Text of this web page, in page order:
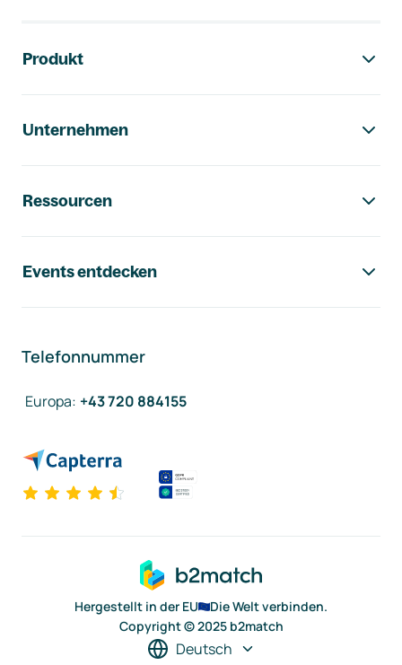
Produkt
Unternehmen
Ressourcen
Events entdecken
Telefonnummer
Europa: +43 720 884155
Hergestellt in der EU
Die Welt verbinden.
Copyright © 2025 b2match
Deutsch